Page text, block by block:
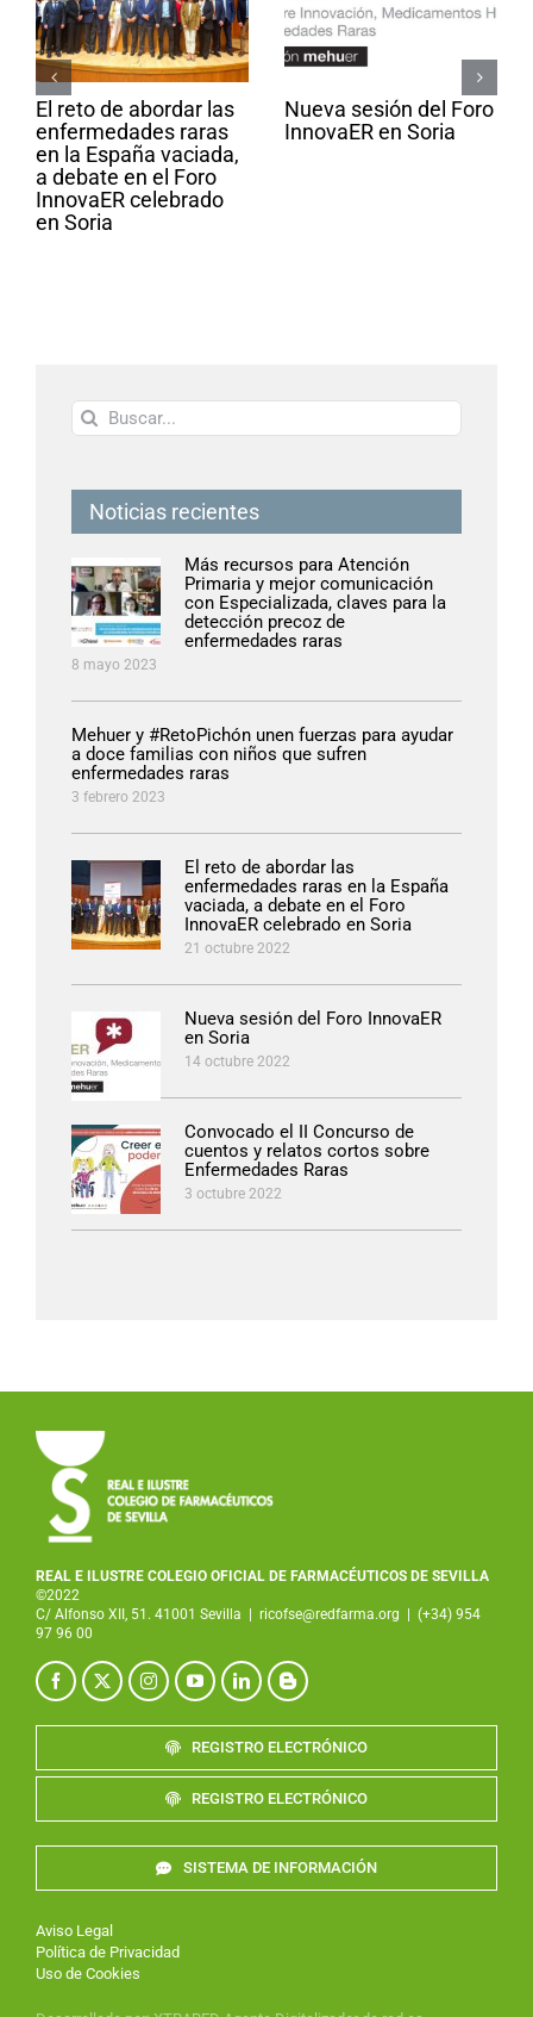
El reto de abordar las
enfermedades raras
en la España vaciada,
a debate en el Foro
InnovaER celebrado
en Soria
Nueva sesión del Foro
InnovaER en Soria
Buscar:
Noticias recientes
Más recursos para Atención
Primaria y mejor comunicación
con Especializada, claves para la
detección precoz de
enfermedades raras
8 mayo 2023
Mehuer y #RetoPichón unen fuerzas para ayudar
a doce familias con niños que sufren
enfermedades raras
3 febrero 2023
El reto de abordar las
enfermedades raras en la España
vaciada, a debate en el Foro
InnovaER celebrado en Soria
21 octubre 2022
Nueva sesión del Foro InnovaER
en Soria
14 octubre 2022
Convocado el II Concurso de
cuentos y relatos cortos sobre
Enfermedades Raras
3 octubre 2022
REAL E ILUSTRE COLEGIO OFICIAL DE FARMACÉUTICOS DE SEVILLA
©2022
C/ Alfonso XII, 51. 41001 Sevilla
ricofse@redfarma.org
(+34) 954
97 96 00
REGISTRO ELECTRÓNICO
REGISTRO ELECTRÓNICO
SISTEMA DE INFORMACIÓN
Aviso Legal
Política de Privacidad
Uso de Cookies